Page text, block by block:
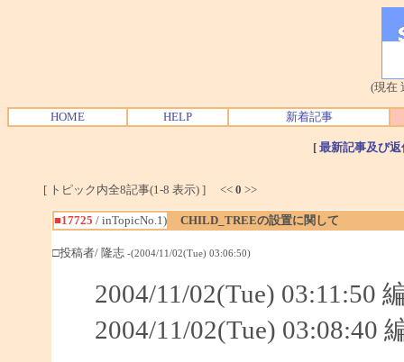
(現在
HOME HELP 新着記事
[ 最新記事及び
[ トピック内全8記事(1-8 表示) ] << 0 >>
■17725 / inTopicNo.1) CHILD_TREEの設置に関して
□投稿者/ 隆志 -(2004/11/02(Tue) 03:06:50)
2004/11/02(Tue) 03:11:50
2004/11/02(Tue) 03:08:40